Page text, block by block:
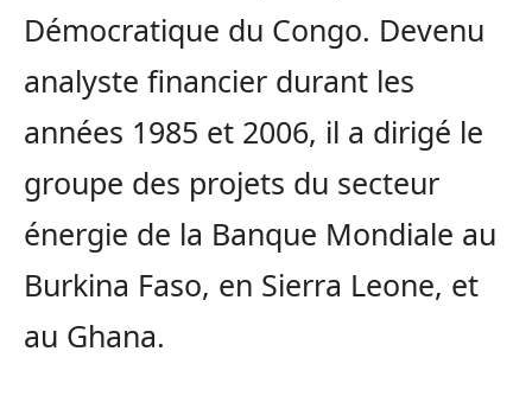
Démocratique du Congo. Devenu
analyste financier durant les
années 1985 et 2006, il a dirigé le
groupe des projets du secteur
énergie de la Banque Mondiale au
Burkina Faso, en Sierra Leone, et
au Ghana.